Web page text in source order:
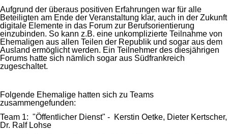
Aufgrund der überaus positiven Erfahrungen war für alle
Beteiligten am Ende der Veranstaltung klar, auch in der Zukunft
digitale Elemente in das Forum zur Berufsorientierung
einzubinden. So kann z.B. eine unkomplizierte Teilnahme von
Ehemaligen aus allen Teilen der Republik und sogar aus dem
Ausland ermöglicht werden. Ein Teilnehmer des diesjährigen
Forums hatte sich nämlich sogar aus Südfrankreich
zugeschaltet.
Folgende Ehemalige hatten sich zu Teams
zusammengefunden:
Team 1: "Öffentlicher Dienst" - Kerstin Oetke, Dieter Kertscher,
Dr. Ralf Lohse